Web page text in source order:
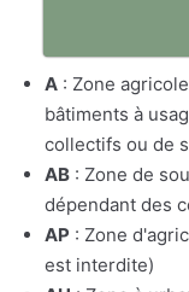
A : Zone
bâtiments à
collectifs ou de
AB : Zone de
dépendant des
AP : Zone
est interdite)